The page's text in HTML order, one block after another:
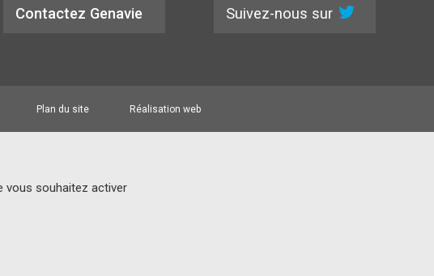
Contactez Genavie Suivez-nous sur
Plan du site Réalisation web
vous souhaitez activer